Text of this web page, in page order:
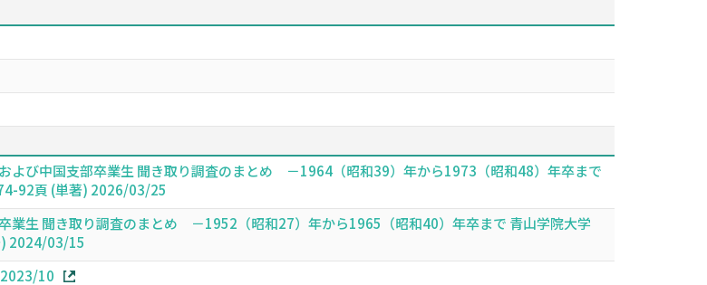
よび中国支部卒業生 聞き取り調査のまとめ －1964（昭和39）年から1973（昭和48）年卒まで
92頁 (単著) 2026/03/25
業生 聞き取り調査のまとめ －1952（昭和27）年から1965（昭和40）年卒まで 青山学院大学
) 2024/03/15
2023/10